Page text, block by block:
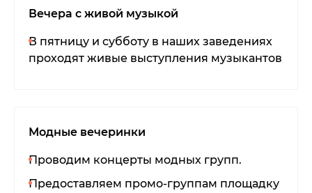
Вечера с живой музыкой
В пятницу и субботу в наших заведениях
проходят живые выступления музыкантов
Модные вечеринки
Проводим концерты модных групп.
Предоставляем промо-группам площадку